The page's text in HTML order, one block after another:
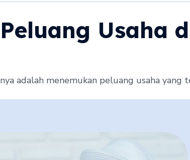
Usaha
adalah menemukan peluang usaha yang